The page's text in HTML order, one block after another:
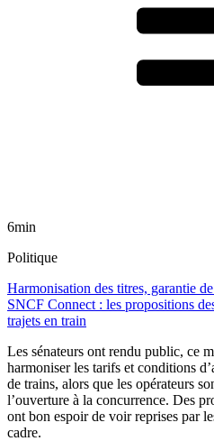
6min
Politique
Harmonisation des titres, garantie
SNCF Connect : les propositions
trajets en train
Les sénateurs ont rendu public, ce
harmoniser les tarifs et conditions
de trains, alors que les opérateurs
l’ouverture à la concurrence. Des
ont bon espoir de voir reprises par
cadre.